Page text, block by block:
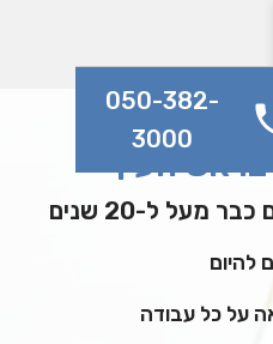
050-382-
3000
העין
מעל ל-20 שנים
להיום
על כל עבודה